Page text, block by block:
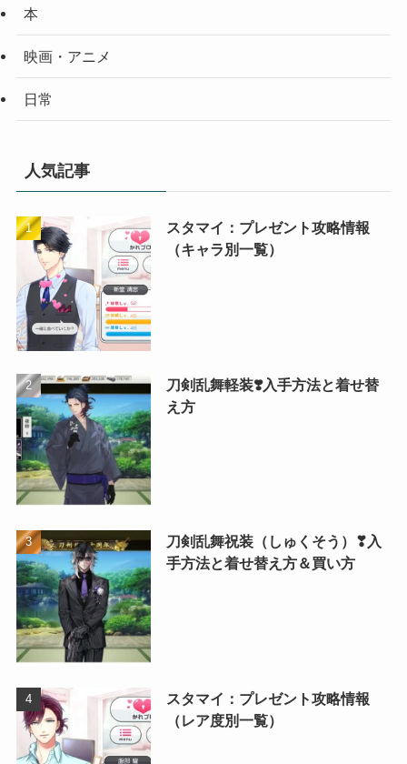
本
映画・アニメ
日常
人気記事
スタマイ：プレゼント攻略情報
（キャラ別一覧）
刀剣乱舞軽装❣️入手方法と着せ替
え方
刀剣乱舞祝装（しゅくそう）❣入
手方法と着せ替え方＆買い方
スタマイ：プレゼント攻略情報
（レア度別一覧）